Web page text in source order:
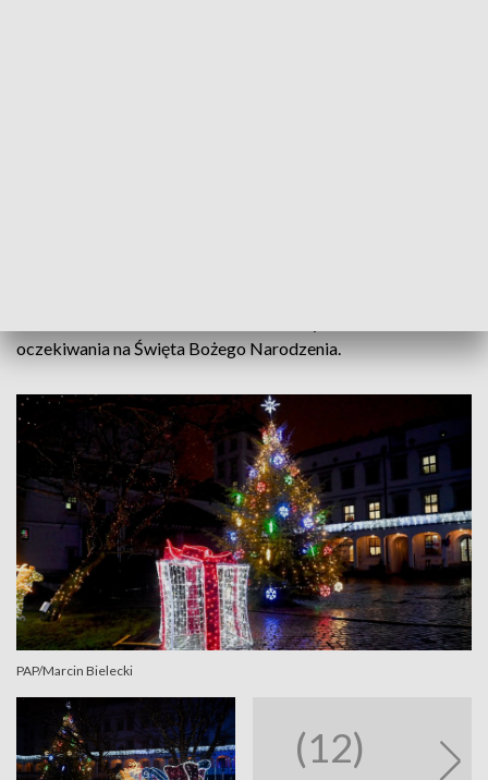
oczekiwania na Święta Bożego Narodzenia.
PAP/Marcin Bielecki
(12)